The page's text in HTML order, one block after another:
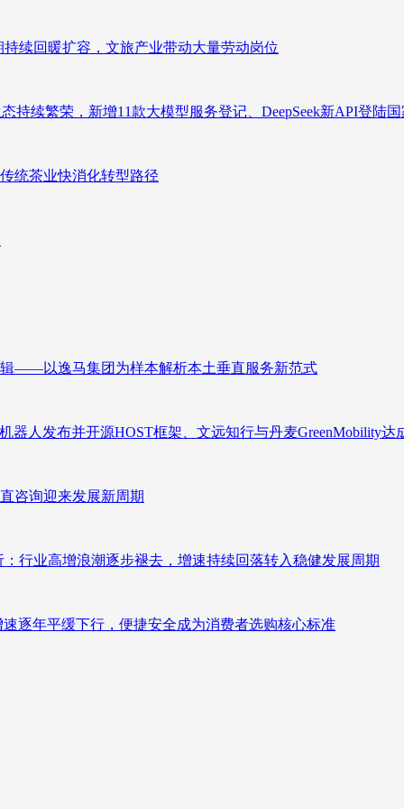
续回暖扩容，文旅产业带动大量劳动岗位
续繁荣，新增11款大模型服务登记、DeepSeek新API登陆
统茶业快消化转型路径
——以逸马集团为样本解析本土垂直服务新范式
器人发布并开源HOST框架、文远知行与丹麦GreenMobility达
咨询迎来发展新周期
行业高增浪潮逐步褪去，增速持续回落转入稳健发展周期
逐年平缓下行，便捷安全成为消费者选购核心标准